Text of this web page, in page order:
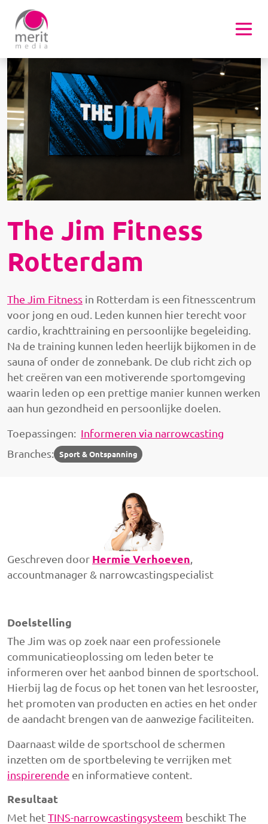
Overslaan en naar de inhoud gaan
Afbeelding
The Jim Fitness
Rotterdam
The Jim Fitness in Rotterdam is een fitnesscentrum
voor jong en oud. Leden kunnen hier terecht voor
cardio, krachttraining en persoonlijke begeleiding.
Na de training kunnen leden heerlijk bijkomen in de
sauna of onder de zonnebank. De club richt zich op
het creëren van een motiverende sportomgeving
waarin leden op een prettige manier kunnen werken
aan hun gezondheid en persoonlijke doelen.
Toepassingen: Informeren via narrowcasting
Branches: Sport & Ontspanning
Afbeelding
Geschreven door Hermie Verhoeven
accountmanager & narrowcastingspecialist
Doelstelling
The Jim was op zoek naar een professionele
communicatieoplossing om leden beter te
informeren over het aanbod binnen de sportschool.
Hierbij lag de focus op het tonen van het lesrooster,
het promoten van producten en acties en het onder
de aandacht brengen van de aanwezige faciliteiten.
Daarnaast wilde de sportschool de schermen
inzetten om de sportbeleving te verrijken met
inspirerende en informatieve content.
Resultaat
Met hetTINS-narrowcastingsysteem beschikt The